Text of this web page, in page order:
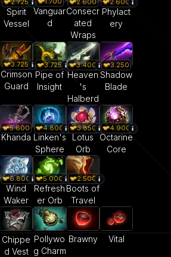
2.725
Spirit
Vessel
Vanguar
d
2.600
Consecr
ated
Wraps
2.600
Phylact
ery
3.725
Crimson
Guard
3.725
Pipe of
Insight
3.400
Heaven
's
Halberd
3.250
Shadow
Blade
5.600
Khanda
4.800
Linken's
Sphere
3.850
Lotus
Orb
4.900
Octarine
Core
6.800
Wind
Waker
5.000
Refresh
er Orb
2.500
Boots of
Travel
Chippe
d Vest
Pollywo
g Charm
Brawny Vital